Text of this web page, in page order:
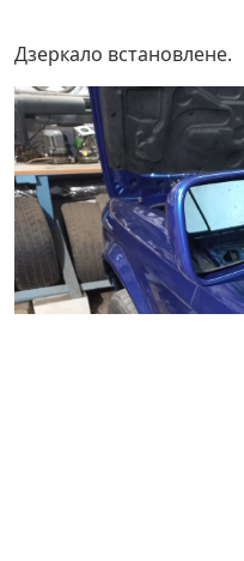
Дзеркало встановлене.